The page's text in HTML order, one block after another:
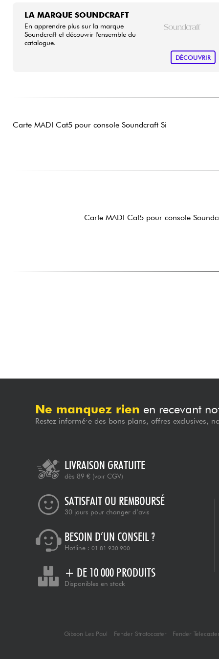
LA MARQUE SOUNDCRAFT
En apprendre plus sur la marque
Soundcraft et découvrir l'ensemble du
catalogue.
DÉCOUVRIR
Carte MADI Cat5 pour console Soundcraft Si
Carte MADI Cat5 pour console
Ne manquez rien en recevant
Restez informé·e des bons plans, offres exclusives,
LIVRAISON GRATUITE
dès 89 € (voir CGV)
SATISFAIT OU REMBOURSÉ
30 jours pour changer d’avis
BESOIN D’UN CONSEIL ?
Hotline : 01 81 930 900
+ DE 10 000 PRODUITS
Disponibles en stock
Gibson Les Paul Fender Stratocaster Fender